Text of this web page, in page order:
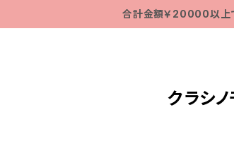
合計金額￥20000以上
クラシノ